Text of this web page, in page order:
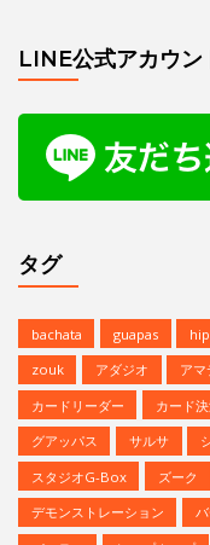
LINE公式アカウン
タグ
bachata guapas
zouk
アダジオ アマ
カードリーダー
カード
グアッパス
サルサ
スタジオG-Box
ズーク
デモンストレーション